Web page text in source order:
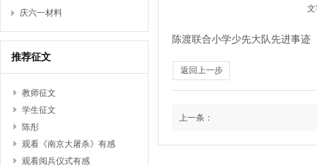
庆六一材料
推荐征文
教师征文
学生征文
陈彤
观看《南京大屠杀》有感
观看阅兵仪式有感
陈渡联合小学少先大队先进事迹
返回上一步
上一条：